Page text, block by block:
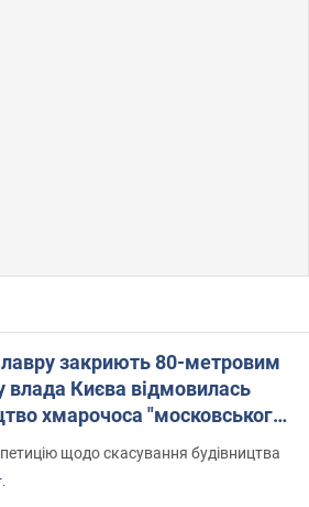
закриють 80-метровим
Києва відмовилась
хмарочоса "московського
щодо скасування будівництва